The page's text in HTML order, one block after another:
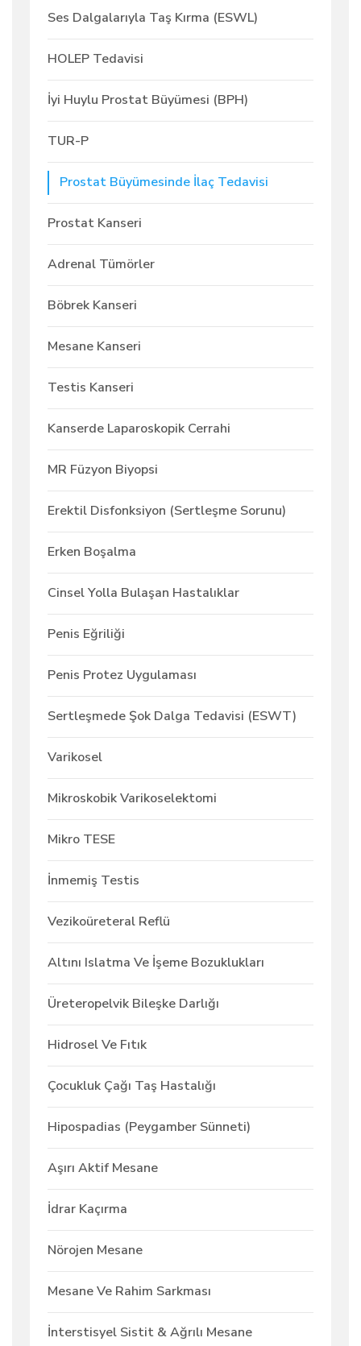
Ses Dalgalarıyla Taş Kırma (ESWL)
HOLEP Tedavisi
İyi Huylu Prostat Büyümesi (BPH)
TUR-P
Prostat Büyümesinde İlaç Tedavisi
Prostat Kanseri
Adrenal Tümörler
Böbrek Kanseri
Mesane Kanseri
Testis Kanseri
Kanserde Laparoskopik Cerrahi
MR Füzyon Biyopsi
Erektil Disfonksiyon (Sertleşme Sorunu)
Erken Boşalma
Cinsel Yolla Bulaşan Hastalıklar
Penis Eğriliği
Penis Protez Uygulaması
Sertleşmede Şok Dalga Tedavisi (ESWT)
Varikosel
Mikroskobik Varikoselektomi
Mikro TESE
İnmemiş Testis
Vezikoüreteral Reflü
Altını Islatma Ve İşeme Bozuklukları
Üreteropelvik Bileşke Darlığı
Hidrosel Ve Fıtık
Çocukluk Çağı Taş Hastalığı
Hipospadias (Peygamber Sünneti)
Aşırı Aktif Mesane
İdrar Kaçırma
Nörojen Mesane
Mesane Ve Rahim Sarkması
İnterstisyel Sistit & Ağrılı Mesane